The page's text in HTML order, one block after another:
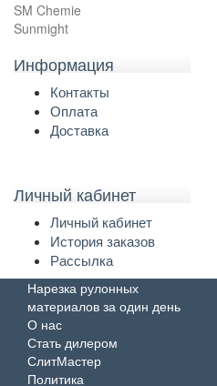
SM Chemie
Sunmight
Информация
Контакты
Оплата
Доставка
Личный кабинет
Личный кабинет
История заказов
Рассылка
Нарезка рулонных
материалов за один день
О нас
Стать дилером
СлитМастер
Политика